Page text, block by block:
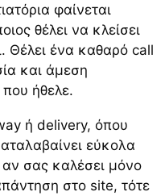
φαίνεται
θέλει να κλείσει
Θέλει ένα καθαρό call
και άμεση
ήθελε.
ή delivery, όπου
εύκολα
σας καλέσει μόνο
στο site, τότε